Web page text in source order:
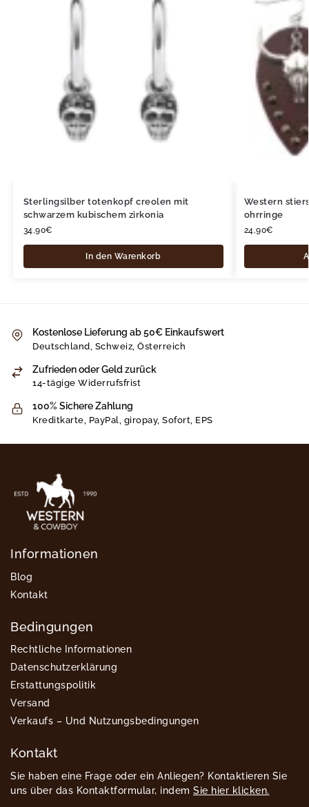
Sterlingsilber totenkopf creolen mit
schwarzem kubischem zirkonia
34,90€
In den Warenkorb
Western
ohrringe
24,90€
Kostenlose Lieferung ab 50€ Einkaufswert
Deutschland, Schweiz, Österreich
Zufrieden oder Geld zurück
14-tägige Widerrufsfrist
100% Sichere Zahlung
Kreditkarte, PayPal, giropay, Sofort, EPS
Informationen
Blog
Kontakt
Bedingungen
Rechtliche Informationen
Datenschutzerklärung
Erstattungspolitik
Versand
Verkaufs – Und Nutzungsbedingungen
Kontakt
Sie haben eine Frage oder ein Anliegen? Kontaktieren Sie
uns über das Kontaktformular, indem Sie hier klicken.